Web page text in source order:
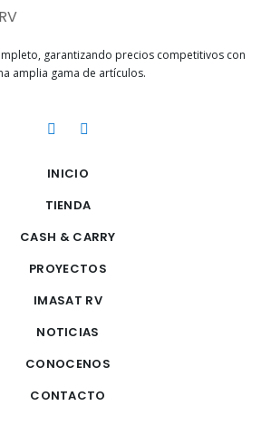
garantizando precios competitivos con
amplia gama de artículos.
INICIO
TIENDA
CASH & CARRY
PROYECTOS
IMASAT RV
NOTICIAS
CONOCENOS
CONTACTO